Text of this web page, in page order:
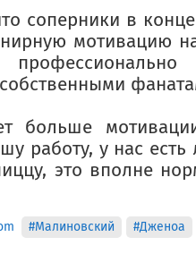
соперники в
мотивацию
больше
работу, у нас
это вполне
#Малиновский #Дженоа